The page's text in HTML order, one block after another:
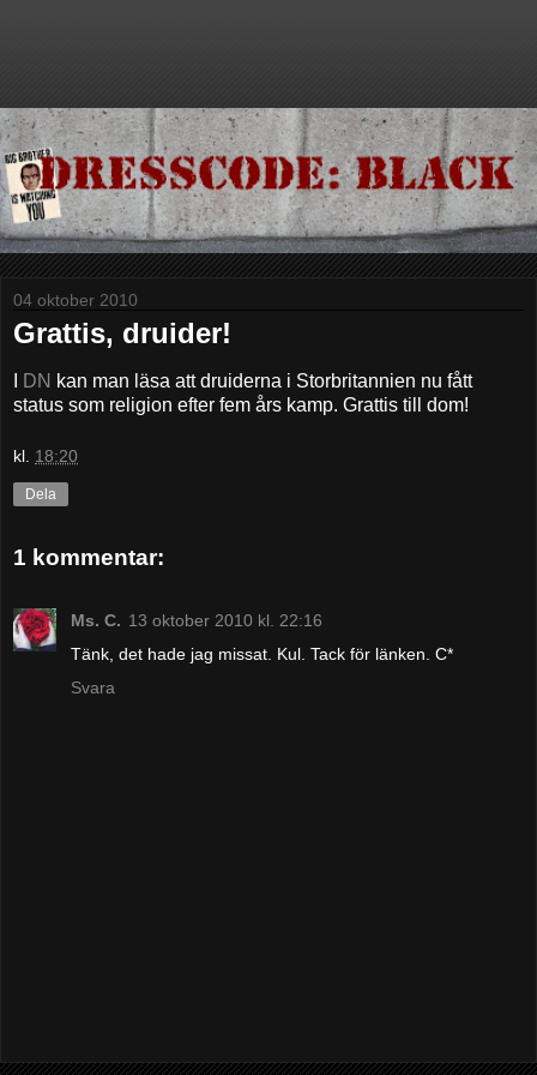
04 oktober 2010
Grattis, druider!
DN kan man läsa att druiderna i Storbritannien nu fått
status som religion efter fem års kamp. Grattis till dom!
kl. 18:20
Dela
1 kommentar:
Ms. C. 13 oktober 2010 kl. 22:16
Tänk, det hade jag missat. Kul. Tack för länken. C*
Svara